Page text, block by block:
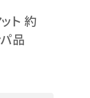
ト 約
品